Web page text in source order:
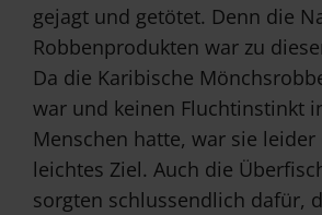
gejagt und getötet. Denn die
Robbenprodukten war zu
Da die Karibische
war und keinen Fluchtinstinkt
Menschen hatte, war sie
leichtes Ziel. Auch die
sorgten schlussendlich dafür,